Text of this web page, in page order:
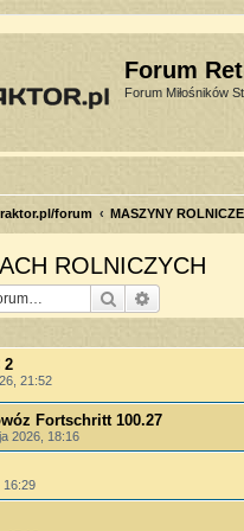
Forum
Forum Miłośników
forum MASZYNY ROLNICZE
ROLNICZYCH
Szukaj
2
21:52
Fortschritt 100.27
2026, 18:16
16:29